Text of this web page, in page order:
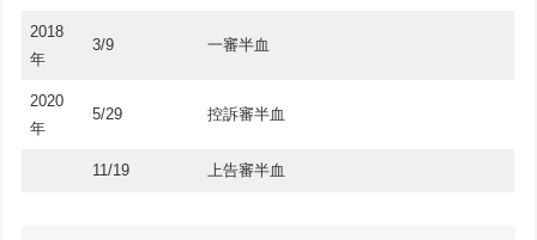
2018
年
3/9 一審半血
2020
年
5/29 控訴審半血
11/19 上告審半血